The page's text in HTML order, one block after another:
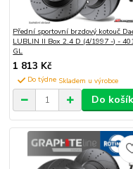
Přední sportovní brzdový kotouč
LUBLIN II Box 2.4 D (4/1997 -) -
GL
1 813 Kč
Do týdne
Do